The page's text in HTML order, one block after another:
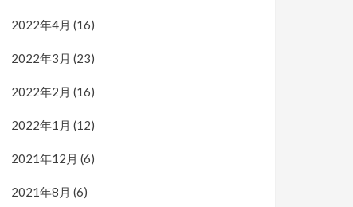
2022年4月 (16)
2022年3月 (23)
2022年2月 (16)
2022年1月 (12)
2021年12月 (6)
2021年8月 (6)